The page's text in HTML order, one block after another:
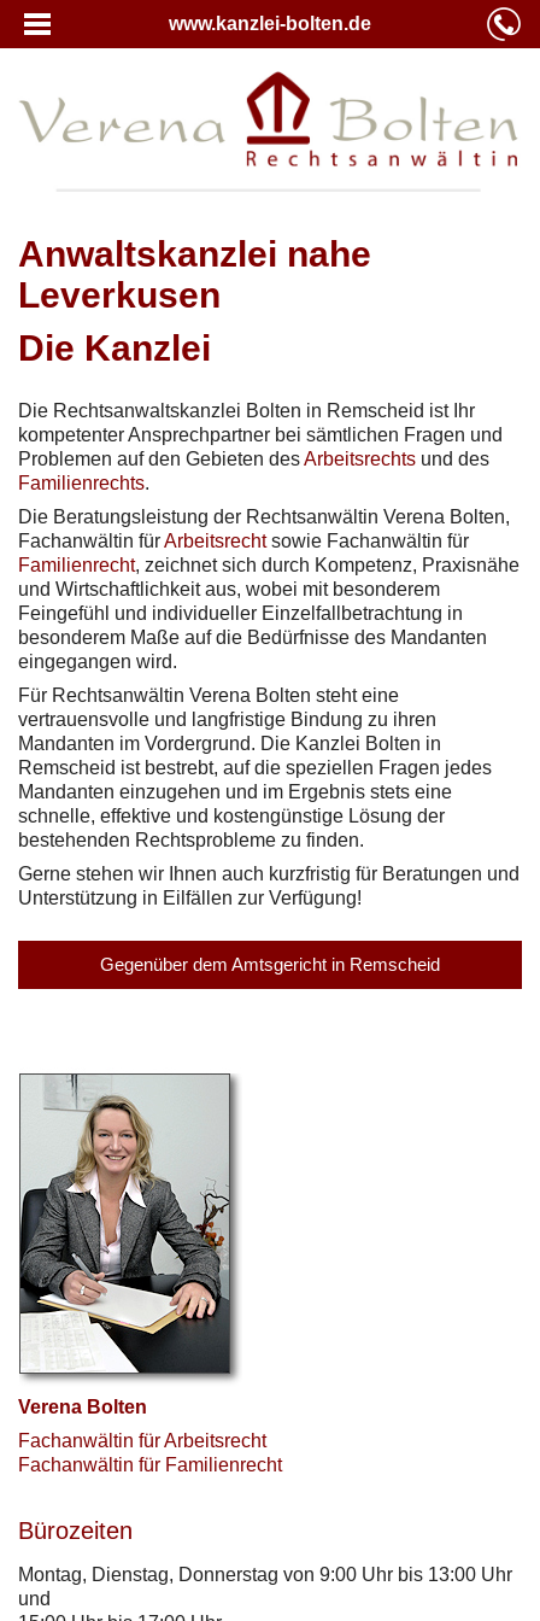
www.kanzlei-bolten.de
Anwaltskanzlei nahe
Leverkusen
Die Kanzlei
Die Rechtsanwaltskanzlei Bolten in Remscheid ist Ihr
kompetenter Ansprechpartner bei sämtlichen Fragen und
Problemen auf den Gebieten desArbeitsrechts und des
Familienrechts.
Die Beratungsleistung der Rechtsanwältin Verena Bolten,
Fachanwältin fürArbeitsrechtsowie Fachanwältin für
Familienrecht, zeichnet sich durch Kompetenz, Praxisnähe
und Wirtschaftlichkeit aus, wobei mit besonderem
Feingefühl und individueller Einzelfallbetrachtung in
besonderem Maße auf die Bedürfnisse des Mandanten
eingegangen wird.
Für Rechtsanwältin Verena Bolten steht eine
vertrauensvolle und langfristige Bindung zu ihren
Mandanten im Vordergrund. Die Kanzlei Bolten in
Remscheid ist bestrebt, auf die speziellen Fragen jedes
Mandanten einzugehen und im Ergebnis stets eine
schnelle, effektive und kostengünstige Lösung der
bestehenden Rechtsprobleme zu finden.
Gerne stehen wir Ihnen auch kurzfristig für Beratungen und
Unterstützung in Eilfällen zur Verfügung!
Gegenüber dem Amtsgericht in Remscheid
Verena Bolten
Fachanwältin für Arbeitsrecht
Fachanwältin für Familienrecht
Bürozeiten
Montag, Dienstag, Donnerstag von 9:00 Uhr bis 13:00 Uhr
und